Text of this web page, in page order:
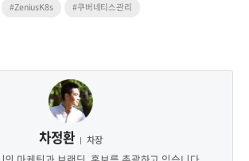
#ZeniusK8s
#쿠버네티스관리
차정환 차장